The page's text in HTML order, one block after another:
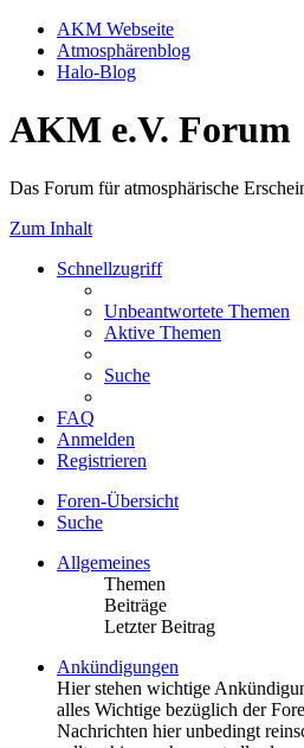
AKM Webseite
Atmosphärenblog
Halo-Blog
AKM e.V. Forum
Das Forum für atmosphärische
Zum Inhalt
Schnellzugriff
Unbeantwortete Themen
Aktive Themen
Suche
FAQ
Anmelden
Registrieren
Foren-Übersicht
Suche
Allgemeines
Themen
Beiträge
Letzter Beitrag
Ankündigungen
Hier stehen wichtige
alles Wichtige bezüglich der
Nachrichten hier unbedingt